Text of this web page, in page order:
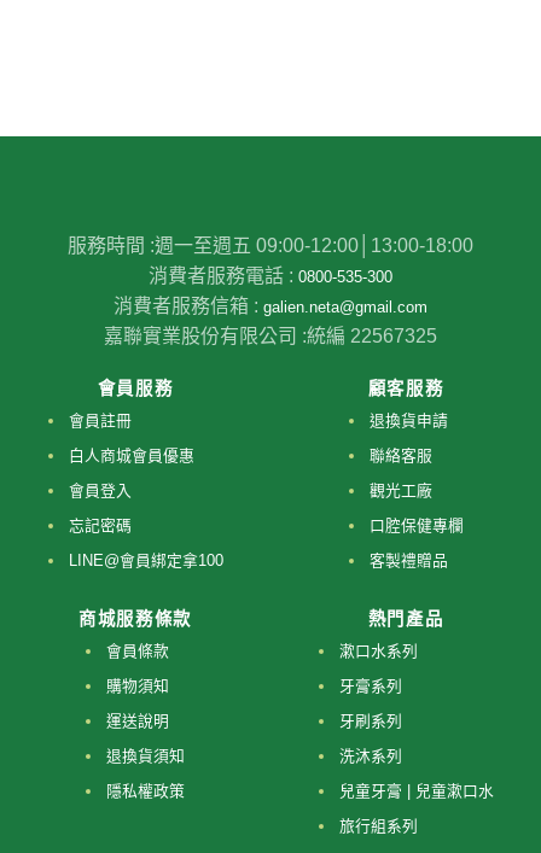
服務時間 :週一至週五 09:00-12:00│13:00-18:00
消費者服務電話 : 0800-535-300
消費者服務信箱 : galien.neta@gmail.com
嘉聯實業股份有限公司 :統編 22567325
會員服務
會員註冊
白人商城會員優惠
會員登入
忘記密碼
LINE@會員綁定拿100
顧客服務
退換貨申請
聯絡客服
觀光工廠
口腔保健專欄
客製禮贈品
商城服務條款
會員條款
購物須知
運送說明
退換貨須知
隱私權政策
熱門產品
漱口水系列
牙膏系列
牙刷系列
洗沐系列
兒童牙膏 | 兒童漱口水
旅行組系列